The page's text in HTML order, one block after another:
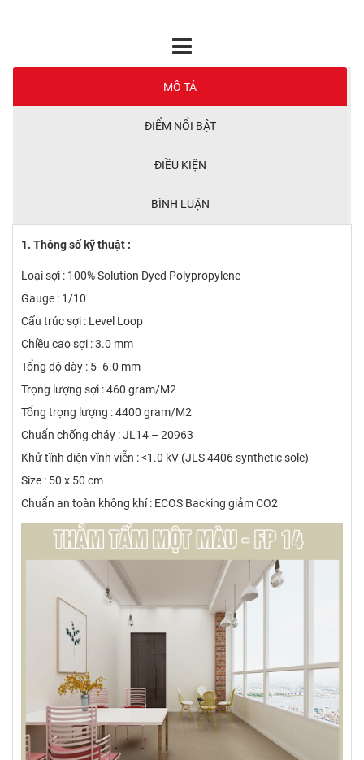
MÔ TẢ
ĐIỂM NỔI BẬT
ĐIỀU KIỆN
BÌNH LUẬN
1. Thông số kỹ thuật :
Loại sợi : 100% Solution Dyed Polypropylene
Gauge : 1/10
Cấu trúc sợi : Level Loop
Chiều cao sợi : 3.0 mm
Tổng độ dày : 5- 6.0 mm
Trọng lượng sợi : 460 gram/M2
Tổng trọng lượng : 4400 gram/M2
Chuẩn chống cháy : JL14 – 20963
Khử tĩnh điện vĩnh viễn : <1.0 kV (JLS 4406 synthetic sole)
Size : 50 x 50 cm
Chuẩn an toàn không khí : ECOS Backing giảm CO2